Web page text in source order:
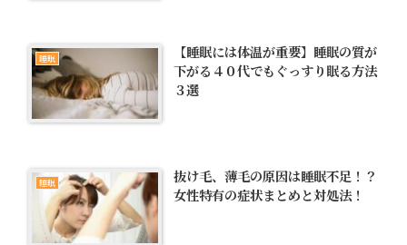
睡眠
【睡眠には体温が重要】睡眠の質が
下がる４０代でもぐっすり眠る方法
３選
睡眠
抜け毛、薄毛の原因は睡眠不足！？
女性特有の症状まとめと対処法！